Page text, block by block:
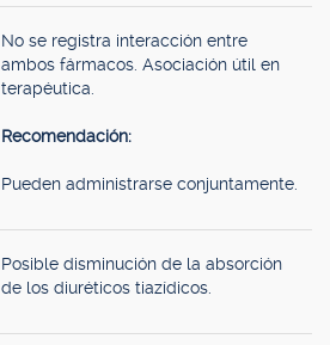
No se registra interacción entre
ambos fármacos. Asociación útil en
terapéutica.
Recomendación:
Pueden administrarse conjuntamente.
Posible disminución de la absorción
de los diuréticos tiazídicos.